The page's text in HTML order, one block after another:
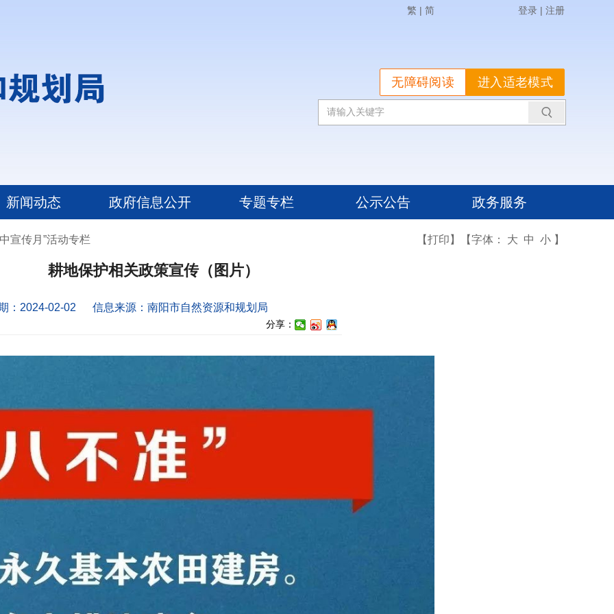
繁 | 简 登录 | 注册
进入适老模式
无障碍阅读
新闻动态 政府信息公开 专题专栏 公示公告 政务服务
宣传月”活动专栏 【打印】 【字体： 大 中 小 】
耕地保护相关政策宣传（图片）
：2024-02-02 信息来源：南阳市自然资源和规划局
分享：